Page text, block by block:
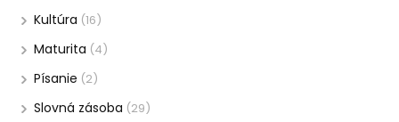
Kultúra (16)
Maturita (4)
Písanie (2)
Slovná zásoba (29)